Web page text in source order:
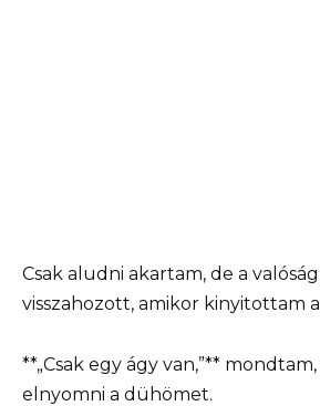
Csak aludni akartam, de a
visszahozott, amikor kinyitottam
**„Csak egy ágy van,”**
elnyomni a dühömet.